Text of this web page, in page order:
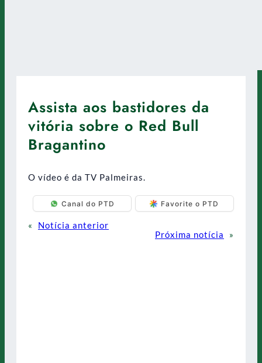
Assista aos bastidores da
vitória sobre o Red Bull
Bragantino
O vídeo é da TV Palmeiras.
Canal do PTD Favorite o PTD
«
Notícia anterior
Próxima notícia
»